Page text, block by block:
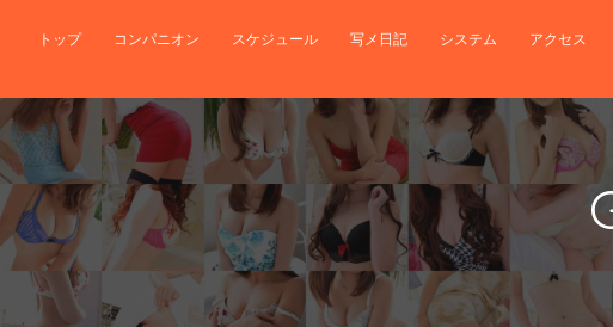
トップ コンパニオン スケジュール 写メ日記 システム アクセス